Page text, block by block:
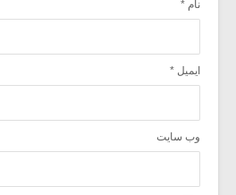
نام *
ایمیل *
وب‌ سایت